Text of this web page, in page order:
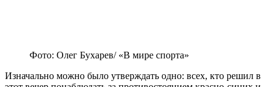
Фото: Олег Бухарев/ «В мире спорта»
Изначально можно было утверждать одно: всех, кто решил в